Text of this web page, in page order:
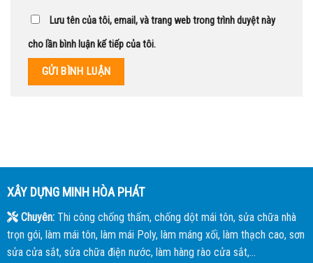
Lưu tên của tôi, email, và trang web trong trình duyệt này
cho lần bình luận kế tiếp của tôi.
XÂY DỰNG MINH HÒA PHÁT
Chuyên:Thi công chống thấm, chống dột mái tôn, sửa chữa nhà
trọn gói, làm mái tôn, làm mái Poly, làm máng xối, làm thạch cao, sơn
sửa cửa sắt, sửa chữa điện nước, làm hàng rào cửa sắt,...